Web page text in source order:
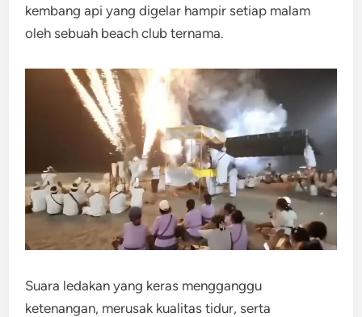
kembang api yang digelar hampir setiap malam
oleh sebuah beach club ternama.
Suara ledakan yang keras mengganggu
ketenangan, merusak kualitas tidur, serta